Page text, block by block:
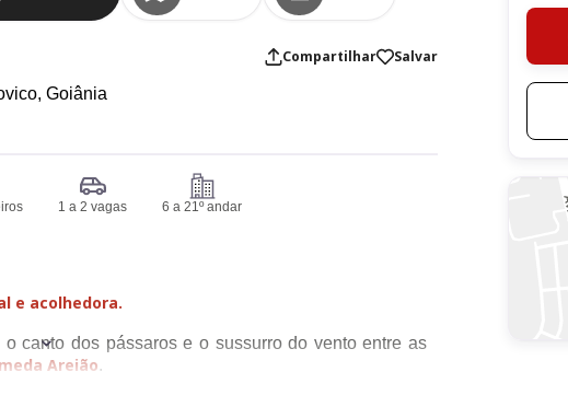
Compartilhar
Salvar
Goiânia
1 a 2 vagas 6 a 21º andar
e acolhedora.
canto dos pássaros e o sussurro do vento entre as
Areião.